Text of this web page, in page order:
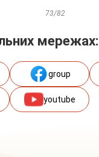
73/82
мережах:
group
youtube